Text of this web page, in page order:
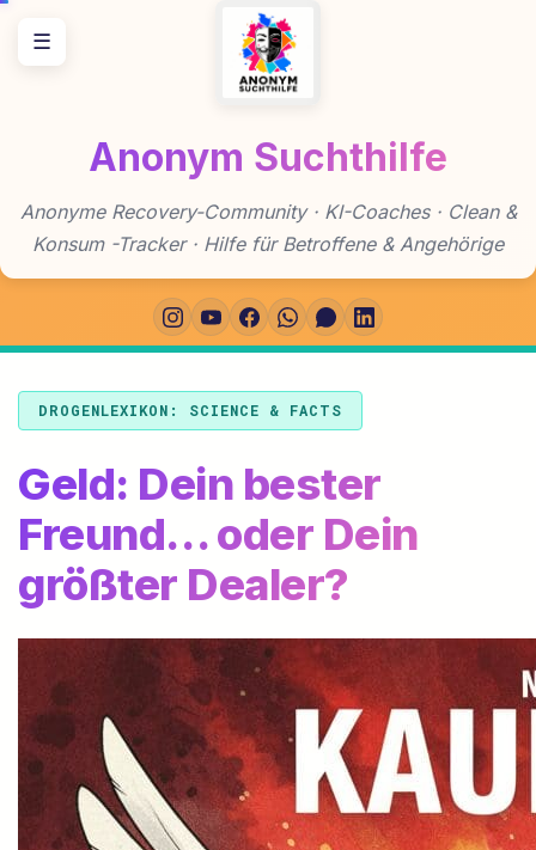
Inhalt
springen
Anonym Suchthilfe
Anonyme Recovery-Community · KI-Coaches · Clean &
Konsum -Tracker · Hilfe für Betroffene & Angehörige
DROGENLEXIKON: SCIENCE & FACTS
Geld: Dein bester
Freund… oder Dein
größter Dealer?
☰